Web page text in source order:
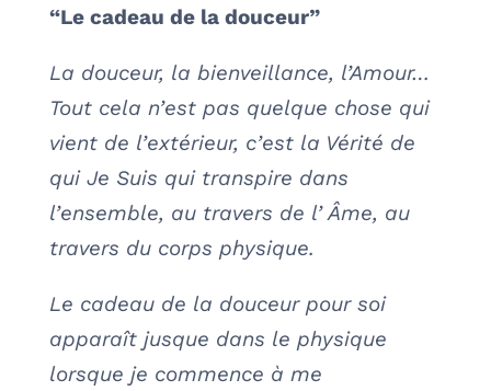
“Le cadeau de la douceur”
La douceur, la bienveillance, l’Amour…
Tout cela n’est pas quelque chose qui
vient de l’extérieur, c’est la Vérité de
qui Je Suis qui transpire dans
l’ensemble, au travers de l’ Âme, au
travers du corps physique.
Le cadeau de la douceur pour soi
apparaît jusque dans le physique
lorsque je commence à me